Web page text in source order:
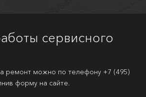
сервисного
ремонт можно по телефону +7 (495)
форму на сайте.